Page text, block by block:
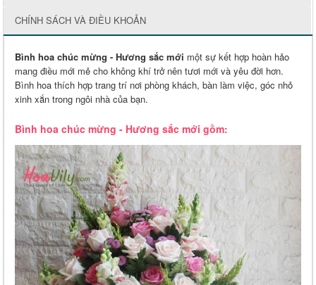
CHÍNH SÁCH VÀ ĐIỀU KHOẢN
Bình hoa chúc mừng - Hương sắc mới một sự kết hợp hoàn hảo
mang điều mới mẻ cho không khí trở nên tươi mới và yêu đời hơn.
Bình hoa thích hợp trang trí nơi phòng khách, bàn làm việc, góc nhỏ
xinh xắn trong ngôi nhà của bạn.
Bình hoa chúc mừng - Hương sắc mới gồm: